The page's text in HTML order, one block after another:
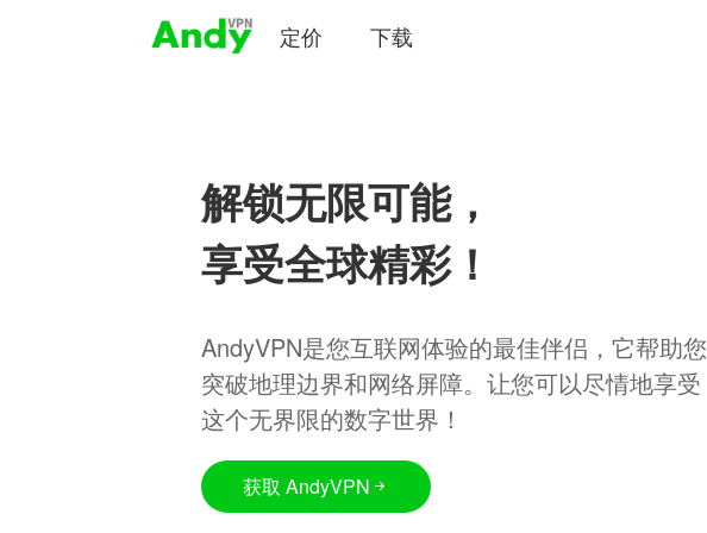
定价 下载
解锁无限可能，
享受全球精彩！
AndyVPN是您互联网体验的最佳伴侣，它帮助您
突破地理边界和网络屏障。让您可以尽情地享受
这个无界限的数字世界！
获取 AndyVPN